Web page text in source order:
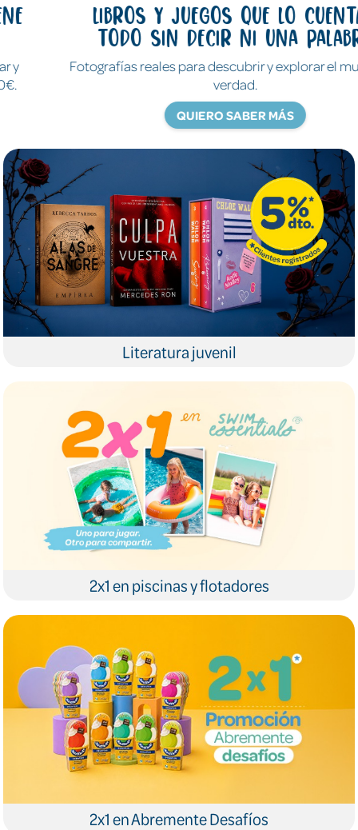
Libros y juegos que lo cuentan
todo sin decir ni una palabra
Fotografías reales para descubrir y explorar el mundo de
QUIERO SABER MÁS
Literatura juvenil
2x1 en piscinas y flotadores
2x1 en Abremente Desafíos